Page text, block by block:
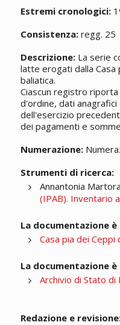
Estremi cronologici:
Consistenza:regg. 25
Descrizione:La serie
latte erogati dalla
baliatica.
Ciascun registro
d'ordine, dati
dell'esercizio
dei pagamenti e
Numerazione:
Strumenti di ricerca:
Annantonia
(IPAB). Inventario
La documentazione
Casa pia dei Ceppi
La documentazione
Archivio di Stato di
Redazione e